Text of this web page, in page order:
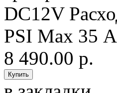
DC12V
PSI Max 35
8 490.00 р.